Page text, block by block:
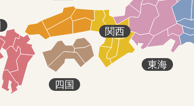
東海
関西
四国